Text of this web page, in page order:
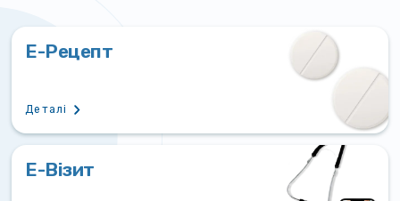
Е-Рецепт
Деталі
Е-Візит